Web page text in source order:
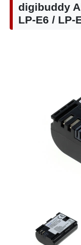
digibuddy
LP-E6 / LP-